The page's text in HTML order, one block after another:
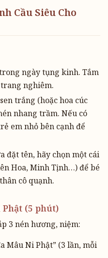
Cầu Siêu Cho
ngày tụng kinh. Tắm
trang nghiêm.
trắng (hoặc hoa cúc
nhang trầm. Nếu có
em nhỏ bên cạnh để
đặt tên, hãy chọn một cái
Hoa, Minh Tịnh…) để bé
cô quạnh.
(5 phút)
3 nén hương, niệm:
Mâu Ni Phật” (3 lần, mỗi